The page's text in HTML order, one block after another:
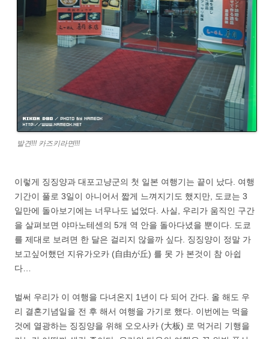
발견!!! 카즈키라면!!!
이렇게 징징양과 대포고냥군의 첫 일본 여행기는 끝이 났다. 여행
기간이 풀로 3일이 아니어서 짧게 느껴지기도 했지만, 도쿄는 3
일만에 돌아보기에는 너무나도 넓었다. 사실, 우리가 움직인 구간
을 살펴보면 야마노테센의 5개 역 안을 돌아다녔을 뿐이다. 도쿄
를 제대로 보려면 한 달은 걸리지 않을까 싶다. 징징양이 정말 가
보고싶어했던 지유가오카 (自由が丘) 를 못 가 본것이 참 아쉽
다…
벌써 우리가 이 여행을 다녀온지 1년이 다 되어 간다. 올 해도 우
리 결혼기념일을 전 후 해서 여행을 가기로 했다. 이번에는 먹을
것에 열광하는 징징양을 위해 오오사카 (大板) 로 먹거리 기행을